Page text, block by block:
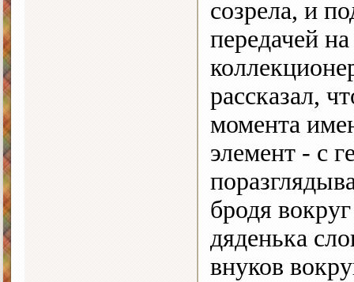
созрела, и
передачей
рассказал,
момента
элемент - с
бродя
дяденька
внуков